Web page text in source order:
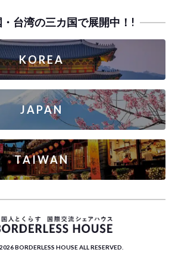
・台湾の三カ国で展開中！!
KOREA
JAPAN
TAIWAN
BORDERLESS HOUSE ALL RESERVED.